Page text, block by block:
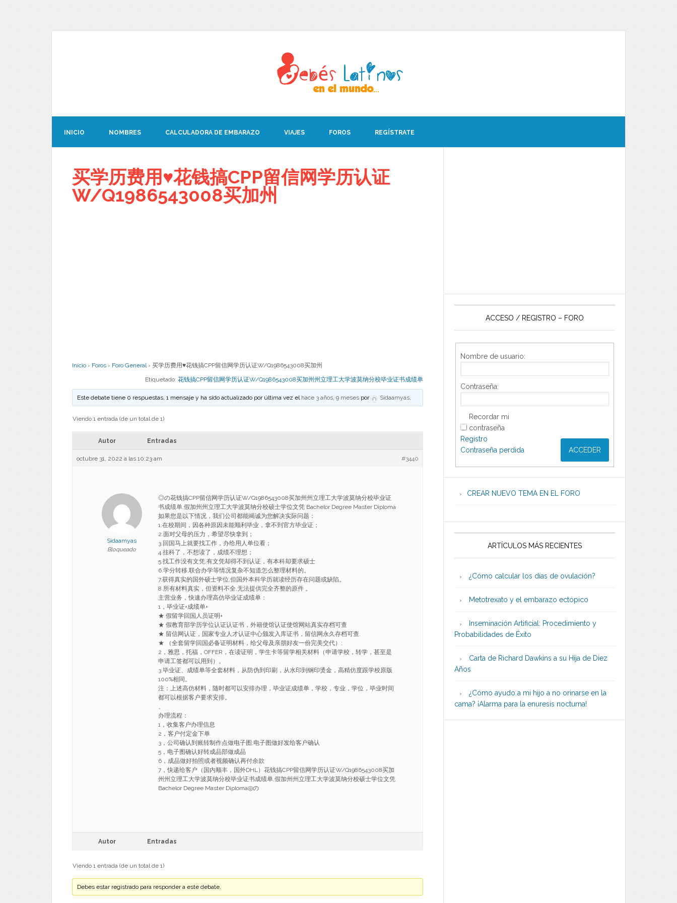
INICIO NOMBRES CALCULADORA DE EMBARAZO VIAJES FOROS REGÍSTRATE
买学历费用♥花钱搞CPP留信网学历认证
W/Q1986543008买加州
Inicio › Foros › Foro General › 买学历费用♥花钱搞CPP留信网学历认证W/Q1986543008买加州
Etiquetado: 花钱搞CPP留信网学历认证W/Q1986543008买加州州立理工大学波莫纳分校毕业证书成绩单
Este debate tiene 0 respuestas, 1 mensaje y ha sido actualizado por última vez el hace 3 años, 9 meses por Sidaamyas.
Viendo 1 entrada (de un total de 1)
Autor Entradas
octubre 31, 2022 a las 10:23 am #3440
Sidaamyas
Bloqueado
◎の花钱搞CPP留信网学历认证W/Q1986543008买加州州立理工大学波莫纳分校毕业证
书成绩单,假加州州立理工大学波莫纳分校硕士学位文凭 Bachelor Degree Master Diploma
如果您是以下情况，我们公司都能竭诚为您解决实际问题：
1.在校期间，因各种原因未能顺利毕业，拿不到官方毕业证；
2.面对父母的压力，希望尽快拿到；
3.回国马上就要找工作，办给用人单位看；
4.挂科了，不想读了，成绩不理想；
5.找工作没有文凭,有文凭却得不到认证，有本科却要求硕士
6.学分转移,联合办学等情况复杂不知道怎么整理材料的。
7.获得真实的国外硕士学位,但国外本科学历就读经历存在问题或缺陷。
8.所有材料真实，但资料不全,无法提供完全齐整的原件 。
主营业务，快速办理高仿毕业证成绩单：
1，毕业证+成绩单+
★ 假留学回国人员证明+
★ 假教育部学历学位认证认证书，外籍使馆认证使馆网站真实存档可查
★ 留信网认证，国家专业人才认证中心颁发入库证书，留信网永久存档可查.
★ （全套留学回国必备证明材料，给父母及亲朋好友一份完美交代）;
2，雅思，托福，OFFER，在读证明，学生卡等留学相关材料（申请学校，转学，甚至是
申请工签都可以用到）。
3.毕业证、成绩单等全套材料，从防伪到印刷，从水印到钢印烫金，高精仿度跟学校原版
100%相同。
注：上述高仿材料，随时都可以安排办理，毕业证成绩单，学校，专业，学位，毕业时间
都可以根据客户要求安排。
、
办理流程：
1，收集客户办理信息
2，客户付定金下单
3，公司确认到账转制作点做电子图;电子图做好发给客户确认
5，电子图确认好转成品部做成品
6，成品做好拍照或者视频确认再付余款
7，快递给客户（国内顺丰，国外DHL）花钱搞CPP留信网学历认证W/Q1986543008买加
州州立理工大学波莫纳分校毕业证书成绩单,假加州州立理工大学波莫纳分校硕士学位文凭
Bachelor Degree Master Diploma◎の
Autor Entradas
Viendo 1 entrada (de un total de 1)
Debes estar registrado para responder a este debate.
ACCESO / REGISTRO – FORO
Nombre de usuario:
Contraseña:
Recordar mi
contraseña
ACCEDER
Registro
Contraseña perdida
CREAR NUEVO TEMA EN EL FORO
ARTÍCULOS MÁS RECIENTES
¿Cómo calcular los días de ovulación?
Metotrexato y el embarazo ectópico
Inseminación Artificial: Procedimiento y
Probabilidades de Éxito
Carta de Richard Dawkins a su Hija de Diez
Años
¿Cómo ayudo a mi hijo a no orinarse en la
cama? ¡Alarma para la enuresis nocturna!